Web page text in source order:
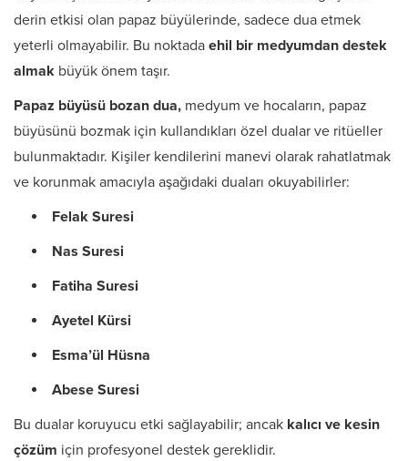
derin etkisi olan papaz büyülerinde, sadece dua etmek
yeterli olmayabilir. Bu noktada ehil bir medyumdan destek
almak büyük önem taşır.
Papaz büyüsü bozan dua, medyum ve hocaların, papaz
büyüsünü bozmak için kullandıkları özel dualar ve ritüeller
bulunmaktadır. Kişiler kendilerini manevi olarak rahatlatmak
ve korunmak amacıyla aşağıdaki duaları okuyabilirler:
Felak Suresi
Nas Suresi
Fatiha Suresi
Ayetel Kürsi
Esma’ül Hüsna
Abese Suresi
Bu dualar koruyucu etki sağlayabilir; ancak kalıcı ve kesin
çözüm için profesyonel destek gereklidir.